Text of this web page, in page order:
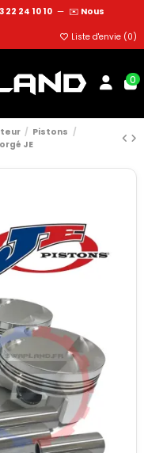
22 24 10 10 — ✉️ Nous
Liste d'envie (0)
0
Pistons
JE